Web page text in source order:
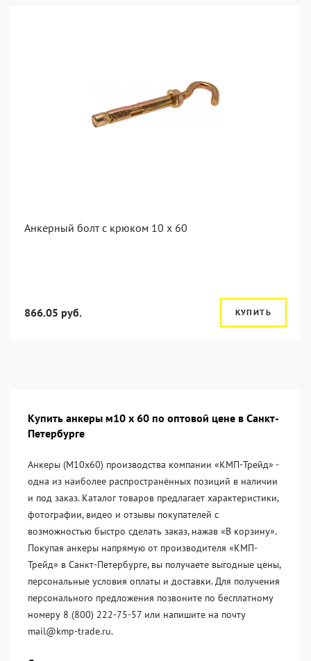
Анкерный болт с крюком 10 x 60
866.05 руб. КУПИТЬ
Купить анкеры м10 х 60 по оптовой цене в Санкт-
Петербурге
Анкеры (М10х60) производства компании «KМП-Трейд» -
одна из наиболее распространённых позиций в наличии
и под заказ. Каталог товаров предлагает характеристики,
фотографии, видео и отзывы покупателей с
возможностью быстро сделать заказ, нажав «В корзину».
Покупая анкеры напрямую от производителя «KМП-
Трейд» в Санкт-Петербурге, вы получаете выгодные цены,
персональные условия оплаты и доставки. Для получения
персонального предложения позвоните по бесплатному
номеру 8 (800) 222-75-57 или напишите на почту
mail@kmp-trade.ru.